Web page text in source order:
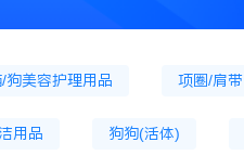
猫沐浴露 猫口腔清洁
/狗美容护理用品 项圈/肩带
用品 狗狗(活体)